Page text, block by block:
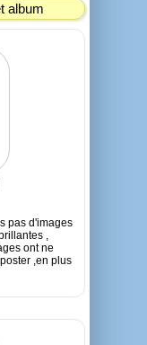
album
pas d'images
,
ont ne
,en plus